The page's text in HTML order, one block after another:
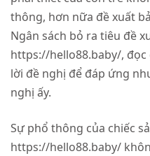
thông, hơn nữa đề xuất
Ngân sách bỏ ra tiêu đề
https://hello88.baby/,
lời đề nghị để đáp ứng
nghị ấy.
Sự phổ thông của chiếc
https://hello88.baby/